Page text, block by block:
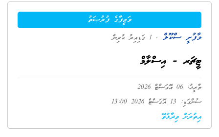
ވަޒީފާގެ ފުރުޞަތު
މާފުށީ ސްކޫލް . 1 ގަޑިއިރު ކުރިން
ޓީޗަރ - އިސްލާމް
ތާރީޚު: 06 އޮގަސްޓް 2026
ސުންގަޑި: 13 އޮގަސްޓް 2026 13:00
އިތުރަށް ވިދާޅުވޭ